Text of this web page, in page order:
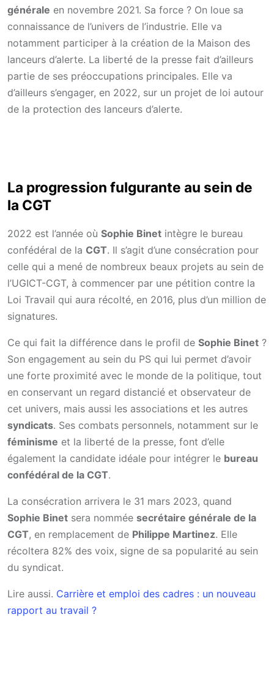
générale en novembre 2021. Sa force ? On loue sa
connaissance de l’univers de l’industrie. Elle va
notamment participer à la création de la Maison des
lanceurs d’alerte. La liberté de la presse fait d’ailleurs
partie de ses préoccupations principales. Elle va
d’ailleurs s’engager, en 2022, sur un projet de loi autour
de la protection des lanceurs d’alerte.
La progression fulgurante au sein de
la CGT
2022 est l’année où Sophie Binet intègre le bureau
confédéral de la CGT. Il s’agit d’une consécration pour
celle qui a mené de nombreux beaux projets au sein de
l’UGICT-CGT, à commencer par une pétition contre la
Loi Travail qui aura récolté, en 2016, plus d’un million de
signatures.
Ce qui fait la différence dans le profil de Sophie Binet ?
Son engagement au sein du PS qui lui permet d’avoir
une forte proximité avec le monde de la politique, tout
en conservant un regard distancié et observateur de
cet univers, mais aussi les associations et les autres
syndicats. Ses combats personnels, notamment sur le
féminisme et la liberté de la presse, font d’elle
également la candidate idéale pour intégrer le bureau
confédéral de la CGT.
La consécration arrivera le 31 mars 2023, quand
Sophie Binet sera nommée secrétaire générale de la
CGT, en remplacement de Philippe Martinez. Elle
récoltera 82% des voix, signe de sa popularité au sein
du syndicat.
Lire aussi. Carrière et emploi des cadres : un nouveau
rapport au travail ?